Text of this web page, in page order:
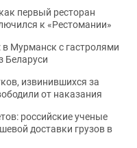
первый ресторан
к «Рестомании»
Мурманск с гастролями
Беларуси
извинившихся за
от наказания
российские ученые
доставки грузов в